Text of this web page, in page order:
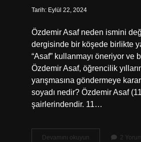
Tarih: Eylül 22, 2024
Özdemir Asaf neden ismini
dergisinde bir köşede birlikte
“Asaf” kullanmayı öneriyor ve
Özdemir Asaf, öğrencilik
yarışmasına göndermeye
soyadı nedir? Özdemir Asaf
şairlerindendir. 11…
Devamını okuyun Özdemir
2